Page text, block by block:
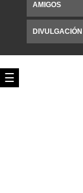
☰
AMIGOS
DIVULGACIÓN